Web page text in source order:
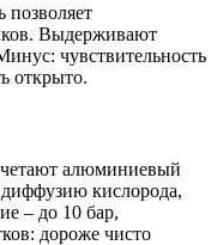
позволяет
Выдерживают
чувствительность
открыто.
алюминиевый
кислорода,
– до 10 бар,
дороже чисто